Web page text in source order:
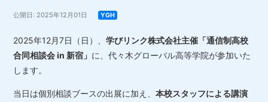
公開日: 2025年12月01日 YGH
2025年12月7日（日）、 学びリンク株式会社主催「通信制高校
合同相談会 in 新宿」 に、代々木グローバル高等学院が参加いた
します。
当日は個別相談ブースの出展に加え、 本校スタッフによる講演